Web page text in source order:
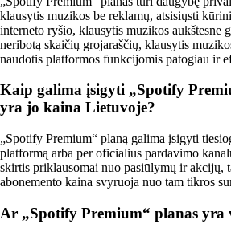
klausytis muzikos be reklamų, atsisiųsti
interneto ryšio, klausytis muzikos aukštesne
neribotą skaičių grojaraščių, klausytis
naudotis platformos funkcijomis patogiau ir
Kaip galima įsigyti „Spotify
yra jo kaina Lietuvoje?
„Spotify Premium“ planą galima įsigyti
platformą arba per oficialius pardavimo
skirtis priklausomai nuo pasiūlymų ir akcijų,
abonemento kaina svyruoja nuo tam tikros
Ar „Spotify Premium“ planas yra